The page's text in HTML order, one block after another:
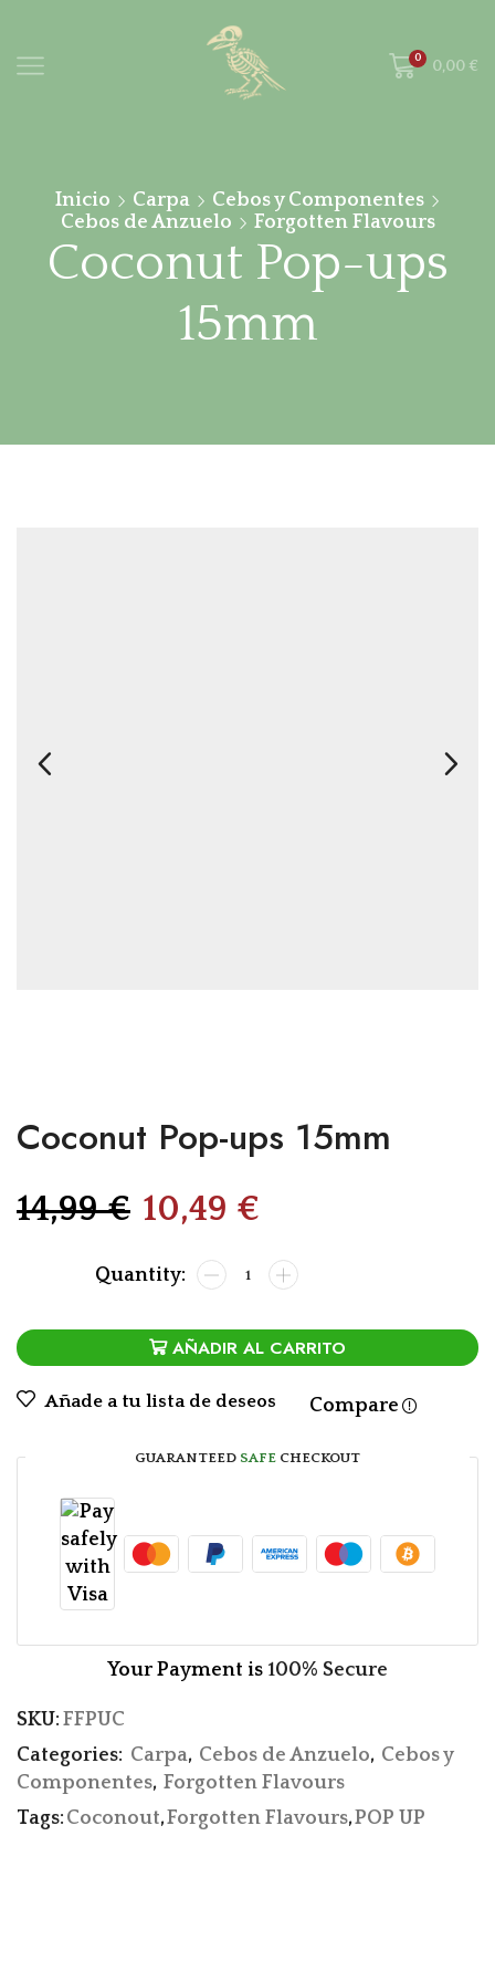
0 0,00 €
Inicio Carpa
Cebos y Componentes
Cebos de Anzuelo
Forgotten Flavours
Coconut Pop-ups
15mm
Coconut Pop-ups 15mm
14,99€ 10,49 €
AÑADIR AL CARRITO
Añade a tu lista de deseos Compare
GUARANTEED SAFE CHECKOUT
Your Payment is 100% Secure
SKU: FFPUC
Categories: Carpa, Cebos de Anzuelo, Cebos y
Componentes, Forgotten Flavours
Tags: Coconout,Forgotten Flavours,POP UP